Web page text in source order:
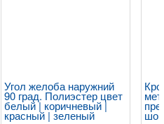
Угол желоба наружний
90 град. Полиэстер цвет
белый | коричневый |
красный | зеленый